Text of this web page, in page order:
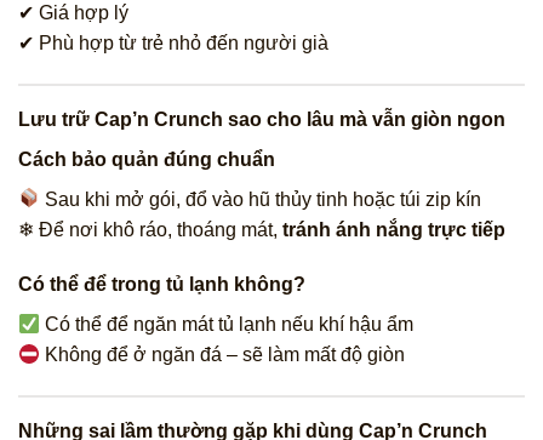
✔ Giá hợp lý
✔ Phù hợp từ trẻ nhỏ đến người già
Lưu trữ Cap’n Crunch sao cho lâu mà vẫn giòn ngon
Cách bảo quản đúng chuẩn
Sau khi mở gói, đổ vào hũ thủy tinh hoặc túi zip kín
❄ Để nơi khô ráo, thoáng mát, tránh ánh nắng trực tiếp
Có thể để trong tủ lạnh không?
Có thể để ngăn mát tủ lạnh nếu khí hậu ẩm
Không để ở ngăn đá – sẽ làm mất độ giòn
Những sai lầm thường gặp khi dùng Cap’n Crunch